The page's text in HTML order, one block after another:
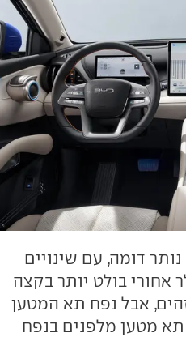
נותר דומה, עם שינויים
אחורי בולט יותר בקצה
אבל נפח תא המטען
ונוסף גם תא מטען מלפנים בנפח